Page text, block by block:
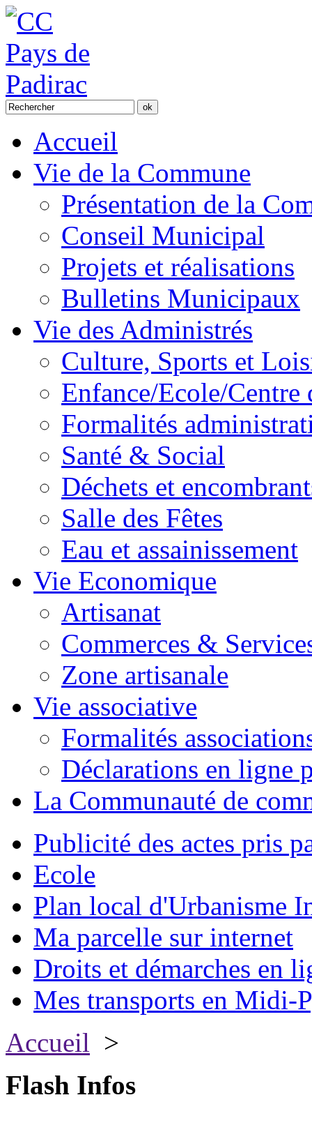
Accueil
Vie de la Commune
Présentation de la
Conseil Municipal
Projets et réalisations
Bulletins Municipaux
Vie des Administrés
Culture, Sports et
Enfance/Ecole/Centre
Formalités
Santé & Social
Déchets et
Salle des Fêtes
Eau et assainissement
Vie Economique
Artisanat
Commerces &
Zone artisanale
Vie associative
Formalités
Déclarations en ligne
La Communauté de
Publicité des actes pris
Ecole
Plan local d'Urbanisme
Ma parcelle sur internet
Droits et démarches en
Mes transports en Midi-
Accueil >
Flash Infos